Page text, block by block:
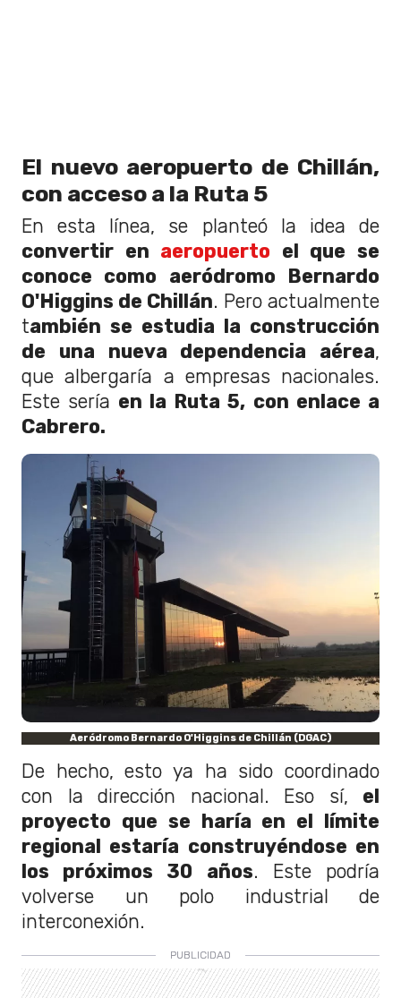
El nuevo aeropuerto de Chillán,
con acceso a la Ruta 5
En esta línea, se planteó la idea de
convertir en aeropuerto el que se
conoce como aeródromo Bernardo
O'Higgins de Chillán. Pero actualmente
también se estudia la construcción
de una nueva dependencia aérea,
que albergaría a empresas nacionales.
Este sería en la Ruta 5, con enlace a
Cabrero.
Aeródromo Bernardo O'Higgins de Chillán (DGAC)
De hecho, esto ya ha sido coordinado
con la dirección nacional. Eso sí, el
proyecto que se haría en el límite
regional estaría construyéndose en
los próximos 30 años. Este podría
volverse un polo industrial de
interconexión.